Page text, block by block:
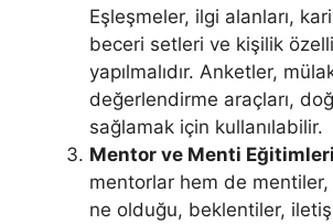
Eşleşmeler, ilgi alanları,
beceri setleri ve kişilik
yapılmalıdır. Anketler,
değerlendirme araçları,
sağlamak için kullanılabilir.
Mentor ve Menti
mentorlar hem de
ne olduğu, beklentiler,